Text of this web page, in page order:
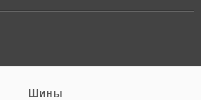
Шины